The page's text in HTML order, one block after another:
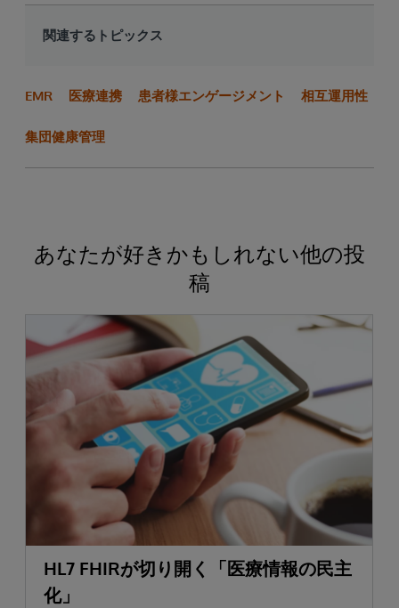
関連するトピックス
EMR 医療連携 患者様エンゲージメント 相互運用性
集団健康管理
あなたが好きかもしれない他の投
稿
HL7 FHIRが切り開く「医療情報の民主
化」